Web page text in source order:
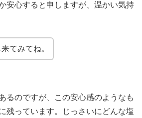
安心すると申しますが、温かい気持
てみてね。
るのですが、この安心感のようなも
残っています。じっさいにどんな塩